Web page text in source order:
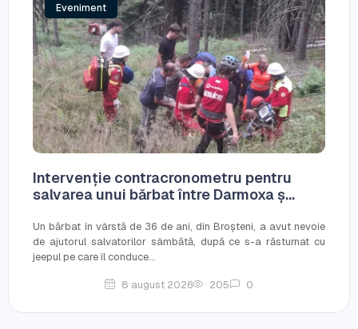
Eveniment
Intervenție contracronometru pentru
salvarea unui bărbat între Darmoxa ș...
Un bărbat în vârstă de 36 de ani, din Broșteni, a avut nevoie
de ajutorul salvatorilor sâmbătă, după ce s-a răsturnat cu
jeepul pe care îl conduce...
8 august 2026 205 0